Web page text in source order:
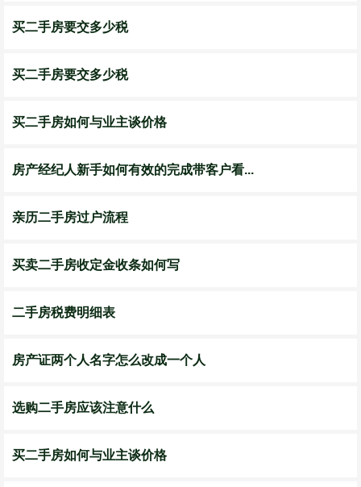
买二手房要交多少税
买二手房要交多少税
买二手房如何与业主谈价格
房产经纪人新手如何有效的完成带客户看...
亲历二手房过户流程
买卖二手房收定金收条如何写
二手房税费明细表
房产证两个人名字怎么改成一个人
选购二手房应该注意什么
买二手房如何与业主谈价格